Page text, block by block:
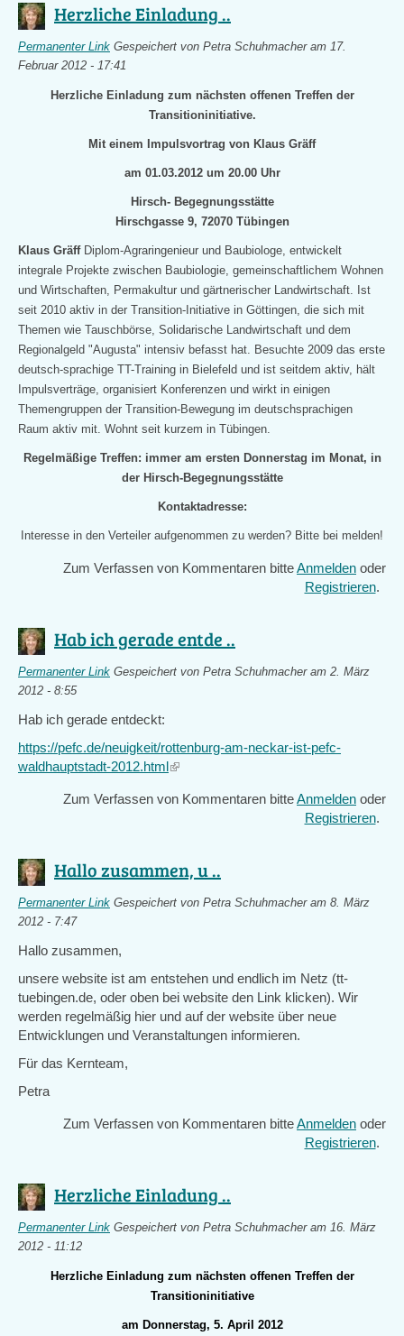
Herzliche Einladung ..
Permanenter Link Gespeichert von Petra Schuhmacheram 17.
Februar 2012 - 17:41
Herzliche Einladung zum nächsten offenen Treffen der
Transitioninitiative.
Mit einem Impulsvortrag von Klaus Gräff
am 01.03.2012 um 20.00 Uhr
Hirsch- Begegnungsstätte
Hirschgasse 9, 72070 Tübingen
Klaus Gräff Diplom-Agraringenieur und Baubiologe, entwickelt
integrale Projekte zwischen Baubiologie, gemeinschaftlichem Wohnen
und Wirtschaften, Permakultur und gärtnerischer Landwirtschaft. Ist
seit 2010 aktiv in der Transition-Initiative in Göttingen, die sich mit
Themen wie Tauschbörse, Solidarische Landwirtschaft und dem
Regionalgeld "Augusta" intensiv befasst hat. Besuchte 2009 das erste
deutsch-sprachige TT-Training in Bielefeld und ist seitdem aktiv, hält
Impulsverträge, organisiert Konferenzen und wirkt in einigen
Themengruppen der Transition-Bewegung im deutschsprachigen
Raum aktiv mit. Wohnt seit kurzem in Tübingen.
Regelmäßige Treffen: immer am ersten Donnerstag im Monat, in
der Hirsch-Begegnungsstätte
Kontaktadresse:
Interesse in den Verteiler aufgenommen zu werden? Bitte bei melden!
Zum Verfassen von Kommentaren bitteAnmelden oder
Registrieren.
Hab ich gerade entde ..
Permanenter Link Gespeichert von Petra Schuhmacheram 2. März
2012 - 8:55
Hab ich gerade entdeckt:
https://pefc.de/neuigkeit/rottenburg-am-neckar-ist-pefc-
waldhauptstadt-2012.html(link
external)
Zum Verfassen von Kommentaren bitteAnmelden oder
Registrieren.
Hallo zusammen, u ..
Permanenter Link Gespeichert von Petra Schuhmacheram 8. März
2012 - 7:47
Hallo zusammen,
unsere website ist am entstehen und endlich im Netz (tt-
tuebingen.de, oder oben bei website den Link klicken). Wir
werden regelmäßig hier und auf der website über neue
Entwicklungen und Veranstaltungen informieren.
Für das Kernteam,
Petra
Zum Verfassen von Kommentaren bitteAnmelden oder
Registrieren.
Herzliche Einladung ..
Permanenter Link Gespeichert von Petra Schuhmacheram 16. März
2012 - 11:12
Herzliche Einladung zum nächsten offenen Treffen der
Transitioninitiative
am Donnerstag, 5. April 2012